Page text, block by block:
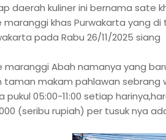
daerah kuliner ini bernama sate
maranggi khas Purwakarta yang
pada Rabu 26/11/2025 siang
maranggi Abah namanya yang
taman makam pahlawan sebrang
pukul 05:00-11:00 setiap
(seribu rupiah) per tusuk nya